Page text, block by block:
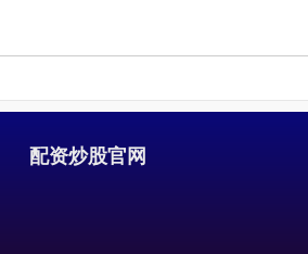
配资炒股官网